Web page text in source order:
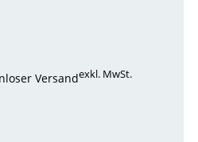
Versandexkl. MwSt.